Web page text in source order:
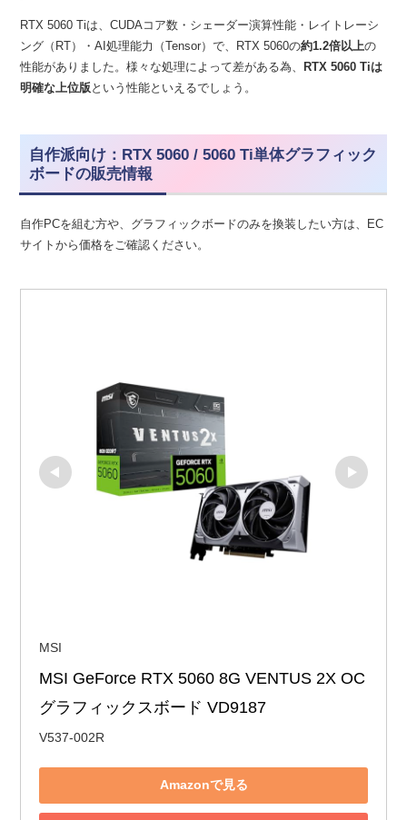
RTX 5060 Tiは、CUDAコア数・シェーダー演算性能・レイトレーシ
ング（RT）・AI処理能力（Tensor）で、RTX 5060の約1.2倍以上の
性能がありました。様々な処理によって差がある為、
RTX 5060 Tiは
明確な上位版 という性能といえるでしょう。
自作派向け：RTX 5060 / 5060 Ti単体グラフィック
ボードの販売情報
自作PCを組む方や、グラフィックボードのみを換装したい方は、EC
サイトから価格をご確認ください。
MSI
MSI GeForce RTX 5060 8G VENTUS 2X OC
グラフィックスボード VD9187
V537-002R
Amazonで見る